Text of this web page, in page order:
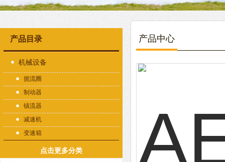
产品目录
机械设备
扼流圈
制动器
镇流器
减速机
变速箱
点击更多分类
产品中心